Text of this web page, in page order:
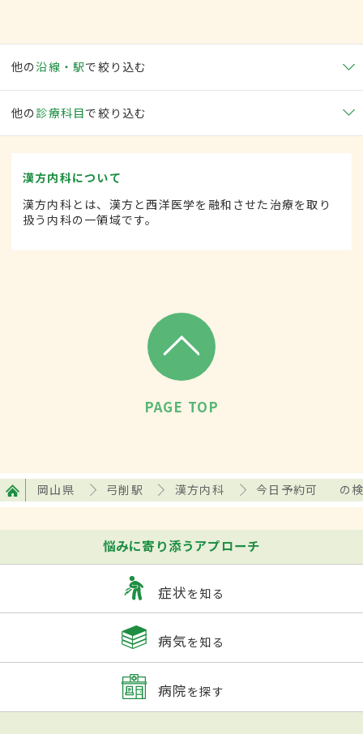
他の沿線・駅で絞り込む
他の 診療科目で絞り込む
漢方内科について
漢方内科とは、漢方と西洋医学を融和させた治療を取り
扱う内科の一領域です。
PAGE TOP
岡山県 弓削駅 漢方内科 今日予約可 の
悩みに寄り添うアプローチ
症状を知る
病気を知る
病院を探す